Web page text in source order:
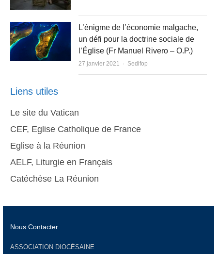
L’énigme de l’économie malgache,
un défi pour la doctrine sociale de
l’Église (Fr Manuel Rivero – O.P.)
27 janvier 2021 Author
Sedifop
Liens utiles
Le site du Vatican
CEF, Eglise Catholique de France
Eglise à la Réunion
AELF, Liturgie en Français
Catéchèse La Réunion
Nous Contacter
ASSOCIATION DIOCÉSAINE